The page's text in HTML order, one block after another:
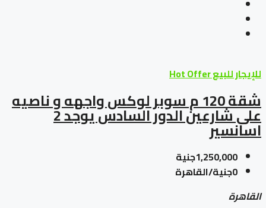
للإيجارللبيعHot Offer
شقة 120 م سوبر لوكس واجهه و ناصيه
على شارعين الدور السادس يوجد 2
اسانسير
1,250,000جنية
0جنية/القاهرة
القاهرة